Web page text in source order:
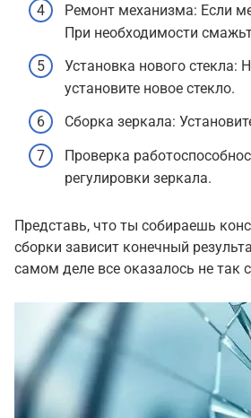
Ремонт механизма: Если
При необходимости
Установка нового стекла:
установите новое стекло.
Сборка зеркала:
Проверка
регулировки зеркала.
Представь, что ты собираешь
сборки зависит конечный
самом деле все оказалось не так